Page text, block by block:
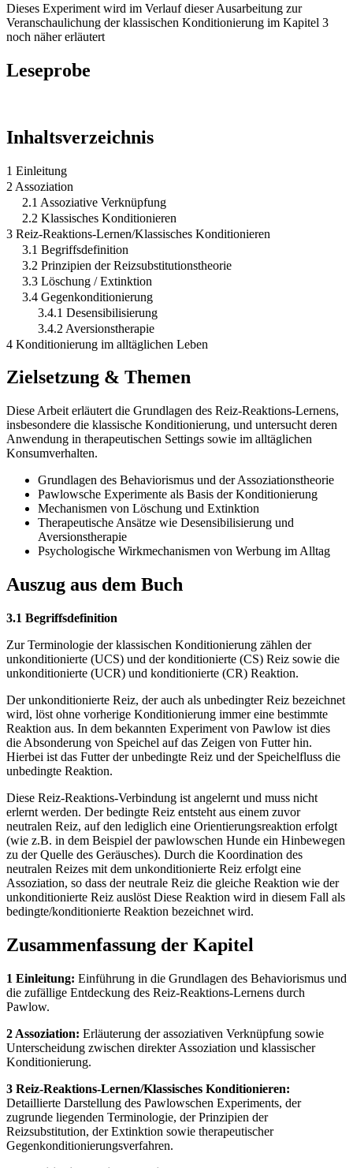
Dieses Experiment wird im Verlauf dieser Ausarbeitung zur
Veranschaulichung der klassischen Konditionierung im Kapitel 3
noch näher erläutert
Leseprobe
Inhaltsverzeichnis
1 Einleitung
2 Assoziation
2.1 Assoziative Verknüpfung
2.2 Klassisches Konditionieren
3 Reiz-Reaktions-Lernen/Klassisches Konditionieren
3.1 Begriffsdefinition
3.2 Prinzipien der Reizsubstitutionstheorie
3.3 Löschung / Extinktion
3.4 Gegenkonditionierung
3.4.1 Desensibilisierung
3.4.2 Aversionstherapie
4 Konditionierung im alltäglichen Leben
Zielsetzung & Themen
Diese Arbeit erläutert die Grundlagen des Reiz-Reaktions-Lernens,
insbesondere die klassische Konditionierung, und untersucht deren
Anwendung in therapeutischen Settings sowie im alltäglichen
Konsumverhalten.
Grundlagen des Behaviorismus und der Assoziationstheorie
Pawlowsche Experimente als Basis der Konditionierung
Mechanismen von Löschung und Extinktion
Therapeutische Ansätze wie Desensibilisierung und
Aversionstherapie
Psychologische Wirkmechanismen von Werbung im Alltag
Auszug aus dem Buch
3.1 Begriffsdefinition
Zur Terminologie der klassischen Konditionierung zählen der
unkonditionierte (UCS) und der konditionierte (CS) Reiz sowie die
unkonditionierte (UCR) und konditionierte (CR) Reaktion.
Der unkonditionierte Reiz, der auch als unbedingter Reiz bezeichnet
wird, löst ohne vorherige Konditionierung immer eine bestimmte
Reaktion aus. In dem bekannten Experiment von Pawlow ist dies
die Absonderung von Speichel auf das Zeigen von Futter hin.
Hierbei ist das Futter der unbedingte Reiz und der Speichelfluss die
unbedingte Reaktion.
Diese Reiz-Reaktions-Verbindung ist angelernt und muss nicht
erlernt werden. Der bedingte Reiz entsteht aus einem zuvor
neutralen Reiz, auf den lediglich eine Orientierungsreaktion erfolgt
(wie z.B. in dem Beispiel der pawlowschen Hunde ein Hinbewegen
zu der Quelle des Geräusches). Durch die Koordination des
neutralen Reizes mit dem unkonditionierte Reiz erfolgt eine
Assoziation, so dass der neutrale Reiz die gleiche Reaktion wie der
unkonditionierte Reiz auslöst Diese Reaktion wird in diesem Fall als
bedingte/konditionierte Reaktion bezeichnet wird.
Zusammenfassung der Kapitel
1 Einleitung: Einführung in die Grundlagen des Behaviorismus und
die zufällige Entdeckung des Reiz-Reaktions-Lernens durch
Pawlow.
2 Assoziation: Erläuterung der assoziativen Verknüpfung sowie
Unterscheidung zwischen direkter Assoziation und klassischer
Konditionierung.
3 Reiz-Reaktions-Lernen/Klassisches Konditionieren:
Detaillierte Darstellung des Pawlowschen Experiments, der
zugrunde liegenden Terminologie, der Prinzipien der
Reizsubstitution, der Extinktion sowie therapeutischer
Gegenkonditionierungsverfahren.